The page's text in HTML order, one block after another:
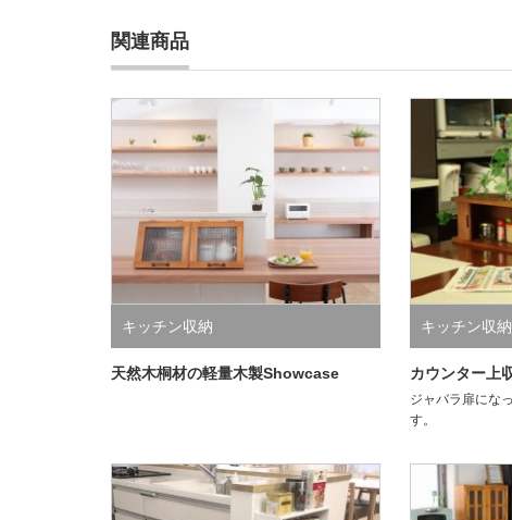
関連商品
キッチン収納
天然木桐材の軽量木製Showcase
キッチン収納
カウンター上
ジャバラ扉にな
す。